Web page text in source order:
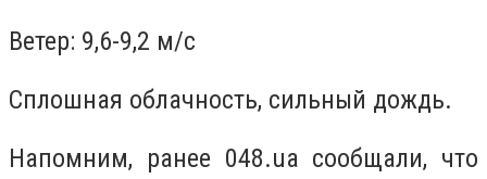
Ветер: 9,6-9,2 м/с
Сплошная облачность, сильный дождь.
Напомним, ранее 048.ua сообщали, что